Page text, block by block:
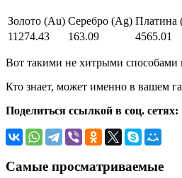
Золото (Au) Серебро (Ag) Платина
11274.43
163.09 4565.01
Вот такими не хитрыми способами
Кто знает, может именно в вашем
Поделиться ссылкой в соц. сетях:
Самые просматриваемые